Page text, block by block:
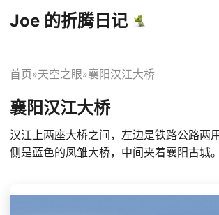
Joe 的折腾日记
首页»天空之眼»襄阳汉江大桥
襄阳汉江大桥
汉江上两座大桥之间，左边是铁路公路两
侧是蓝色的凤雏大桥，中间夹着襄阳古城。